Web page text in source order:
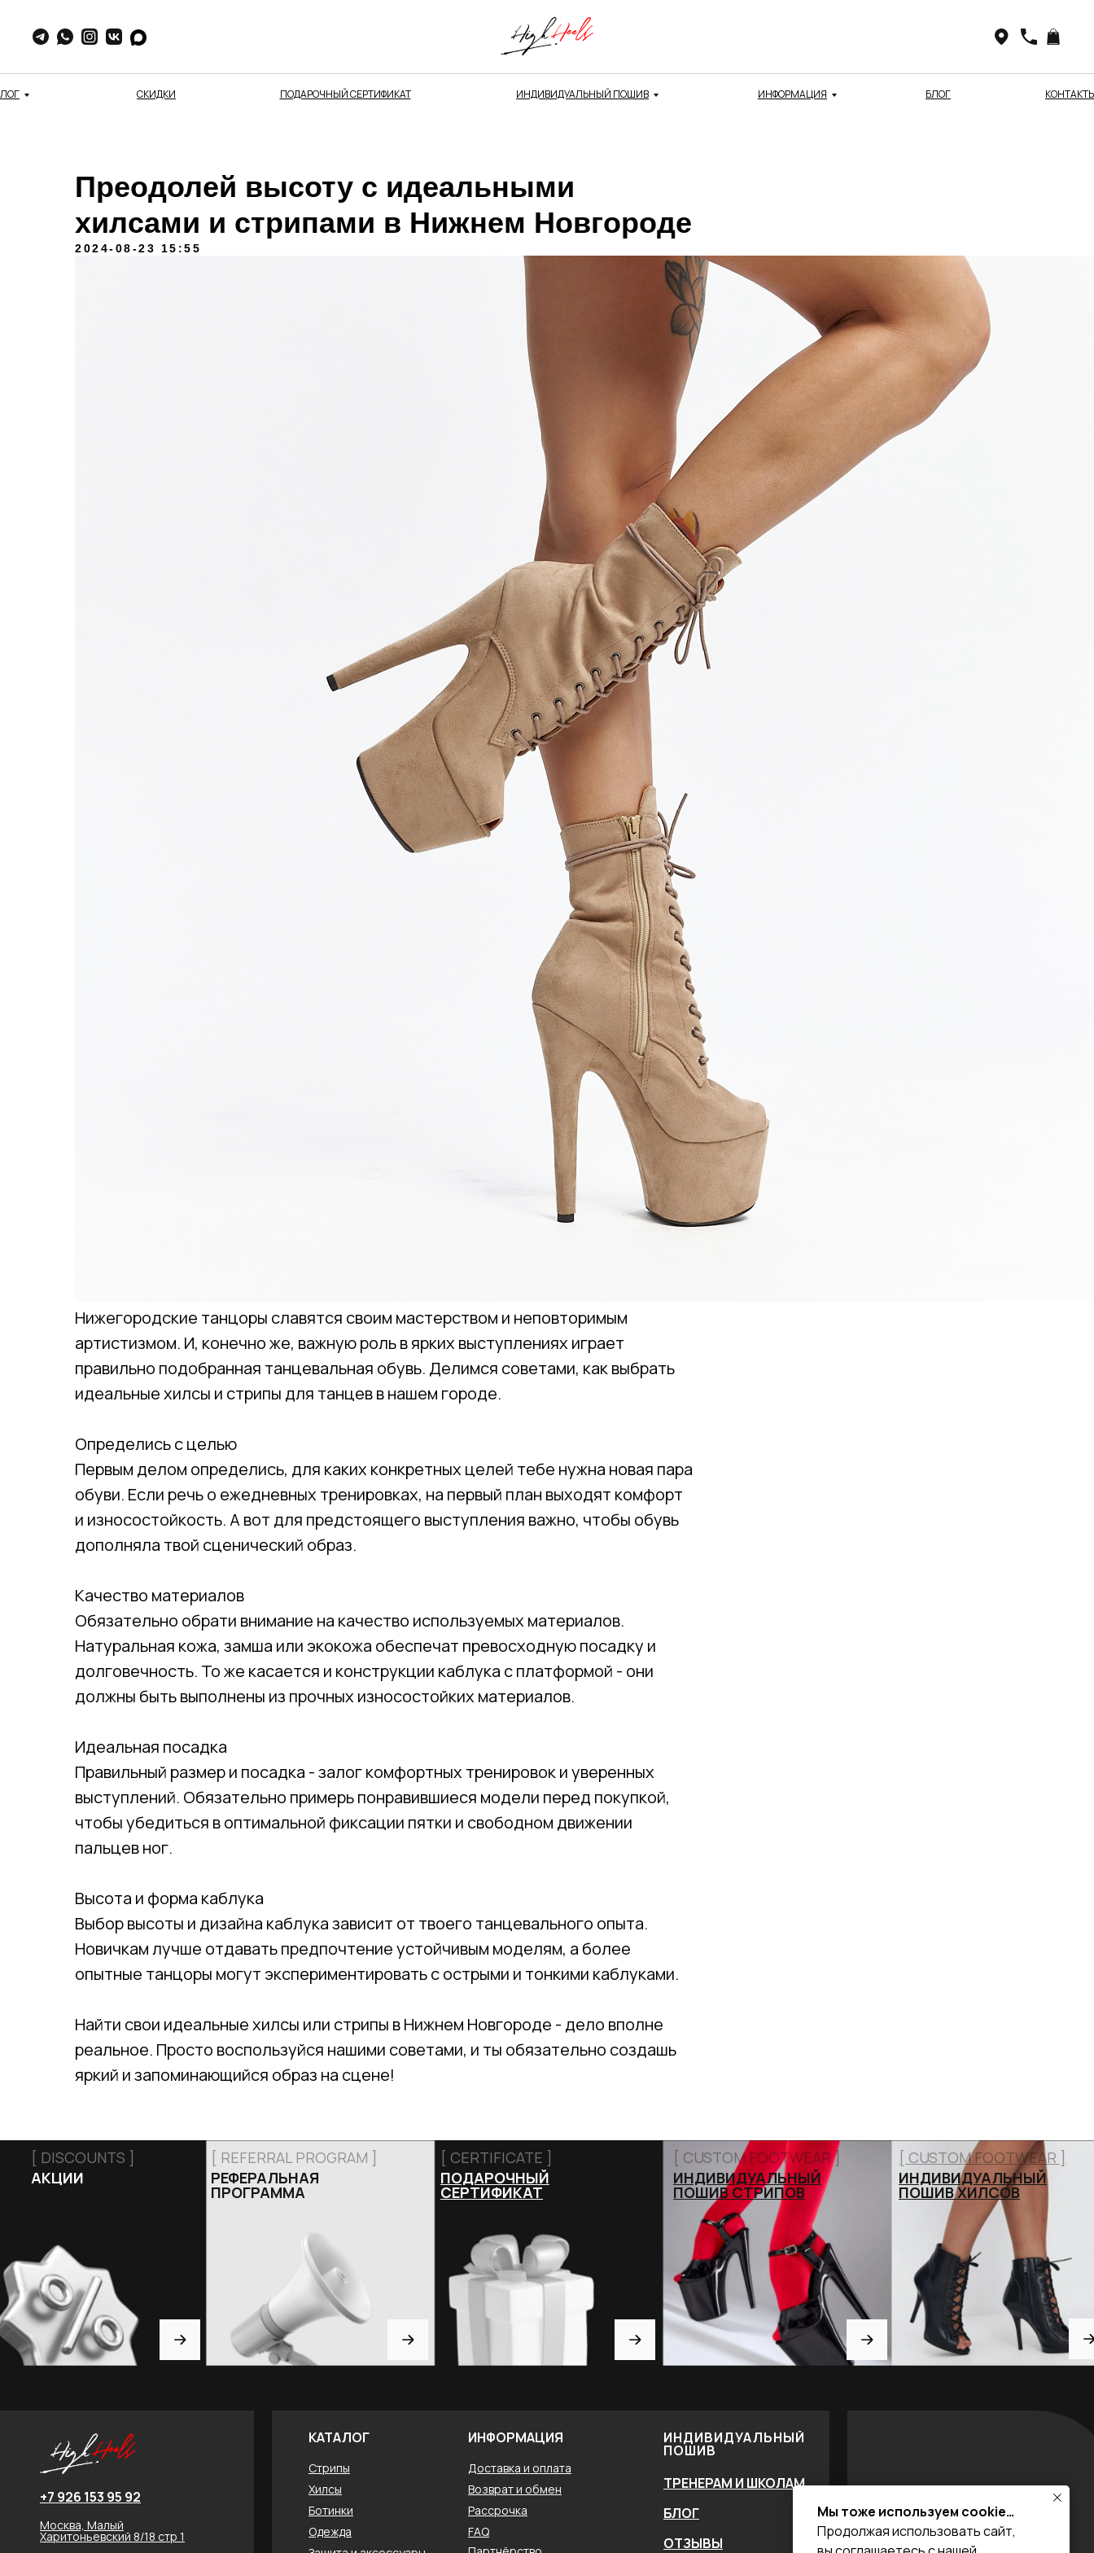
Привет! Дарим тебе -10% на первую покупку!
Подпишись на нашу рассылку
...и узнавай об акциях первой!
Телефон
Отправить
Нажимая на кнопку, вы даете согласие на обработку своих
персональных данных согласно 152-ФЗ.Подробнее
ПОДАРОЧНЫЙ СЕРТИФИКАТ ИНДИВИДУАЛЬНЫЙ ПОШИВ
СКИДКИ ИНФОРМАЦИЯ БЛОГ
Мы тоже используем cookie…
Продолжая использовать сайт,
Преодолей высоту с идеальными
хилсами и стрипами в Нижнем Новгороде
2024-08-23 15:55
Нижегородские танцоры славятся своим мастерством и неповторимым
артистизмом. И, конечно же, важную роль в ярких выступлениях играет
правильно подобранная танцевальная обувь. Делимся советами, как выбрать
идеальные хилсы и стрипы для танцев в нашем городе.
Определись с целью
Первым делом определись, для каких конкретных целей тебе нужна новая пара
обуви. Если речь о ежедневных тренировках, на первый план выходят комфорт
и износостойкость. А вот для предстоящего выступления важно, чтобы обувь
дополняла твой сценический образ.
Качество материалов
Обязательно обрати внимание на качество используемых материалов.
Натуральная кожа, замша или экокожа обеспечат превосходную посадку и
долговечность. То же касается и конструкции каблука с платформой - они
должны быть выполнены из прочных износостойких материалов.
Идеальная посадка
Правильный размер и посадка - залог комфортных тренировок и уверенных
выступлений. Обязательно примерь понравившиеся модели перед покупкой,
чтобы убедиться в оптимальной фиксации пятки и свободном движении
пальцев ног.
Высота и форма каблука
Выбор высоты и дизайна каблука зависит от твоего танцевального опыта.
Новичкам лучше отдавать предпочтение устойчивым моделям, а более
опытные танцоры могут экспериментировать с острыми и тонкими каблуками.
Найти свои идеальные хилсы или стрипы в Нижнем Новгороде - дело вполне
реальное. Просто воспользуйся нашими советами, и ты обязательно создашь
яркий и запоминающийся образ на сцене!
+7 926 153 95 92
Москва, Малый
Харитоньевский 8/18 стр 1
[ REFERRAL PROGRAM ]
РЕФЕРАЛЬНАЯ
ПРОГРАММА
[ CERTIFICATE ]
ПОДАРОЧНЫЙ
СЕРТИФИКАТ
[ CUSTOM FOOTWEAR ]
ИНДИВИДУАЛЬНЫЙ
ПОШИВ ХИЛСОВ
[ DISCOUNTS ]
АКЦИИ
[ CUSTOM FOOTWEAR ]
ИНДИВИДУАЛЬНЫЙ
ПОШИВ СТРИПОВ
КАТАЛОГ ИНФОРМАЦИЯ
ТРЕНЕРАМ И ШКОЛАМ
БЛОГ
ОТЗЫВЫ
Стрипы
Хилсы
Ботинки
Одежда
Доставка и оплата
Возврат и обмен
Рассрочка
FAQ
ИНДИВИДУАЛЬНЫЙ
ПОШИВ